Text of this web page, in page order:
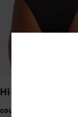
Hike
couvrance moyenne